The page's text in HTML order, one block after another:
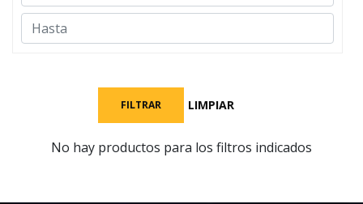
FILTRAR LIMPIAR
No hay productos para los filtros indicados